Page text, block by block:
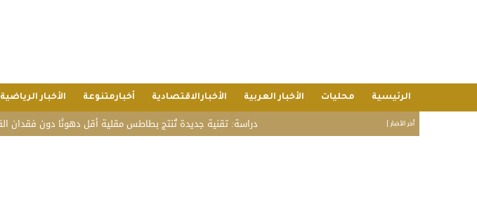
الرئيسية محليات الأخبار العربية الأخبارالاقتصادية أخبارمتنوعة الأخبار الرياضية
أخر الأخبار | دراسة: تقنية جديدة تُنتج بطاطس مقلية أقل دهونًا دون فقدان القرمشة